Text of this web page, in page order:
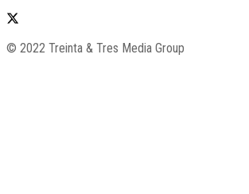
© 2022 Treinta & Tres Media Group